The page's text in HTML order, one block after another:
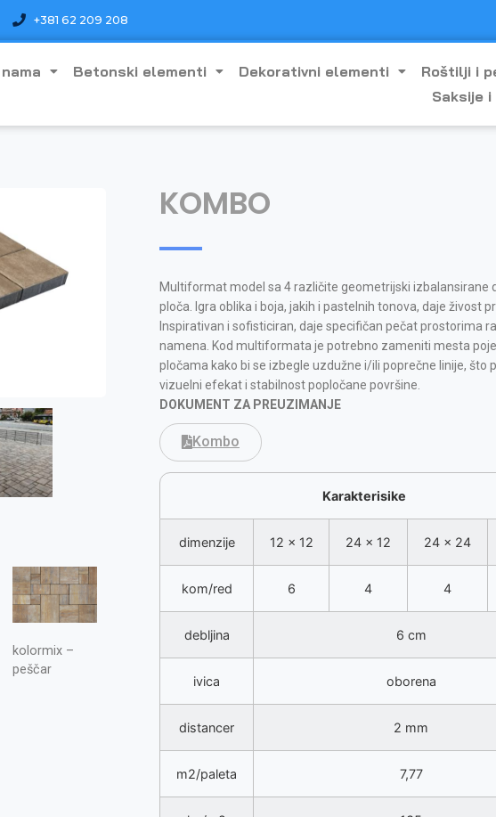
+381 62 209 208
nama Betonski elementi Dekorativni elementi Roštilji i
Saksije
kolormix –
peščar
KOMBO
Multiformat model sa 4 različite geometrijski izbalansirane
ploča. Igra oblika i boja, jakih i pastelnih tonova, daje živost
Inspirativan i sofisticiran, daje specifičan pečat prostorima
namena. Kod multiformata je potrebno zameniti mesta
pločama kako bi se izbegle uzdužne i/ili poprečne linije, što
vizuelni efekat i stabilnost popločane površine.
DOKUMENT ZA PREUZIMANJE
Kombo
Karakterisike
dimenzije 12 x 12 24 x 12 24 x 24
kom/red 6 4 4
debljina 6 cm
ivica oborena
distancer 2 mm
m2/paleta 7,77